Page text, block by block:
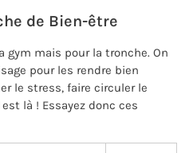
de Bien-être
gym mais pour la tronche. On
pour les rendre bien
le stress, faire circuler le
là ! Essayez donc ces